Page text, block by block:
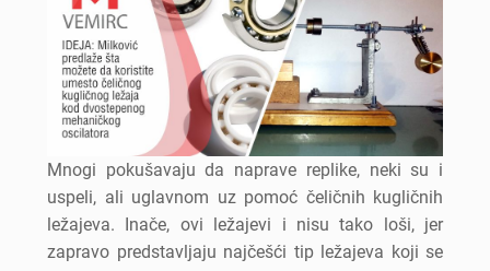
Mnogi pokušavaju da naprave replike, neki su i
uspeli, ali uglavnom uz pomoć čeličnih kugličnih
ležajeva. Inače, ovi ležajevi i nisu tako loši, jer
zapravo predstavljaju najčešći tip ležajeva koji se